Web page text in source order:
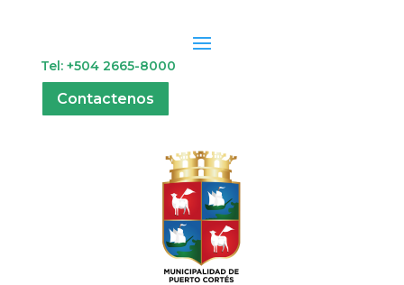
Tel: +504 2665-8000
Contactenos